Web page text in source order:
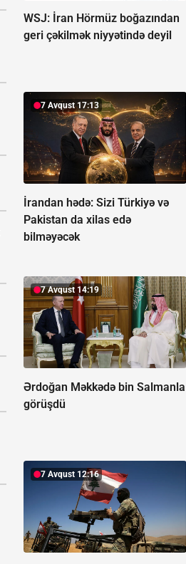
WSJ: İran Hörmüz boğazından
geri çəkilmək niyyətində deyil
7 Avqust 17:13
İrandan hədə: Sizi Türkiyə və
Pakistan da xilas edə
bilməyəcək
7 Avqust 14:19
Ərdoğan Məkkədə bin Salmanla
görüşdü
7 Avqust 12:16